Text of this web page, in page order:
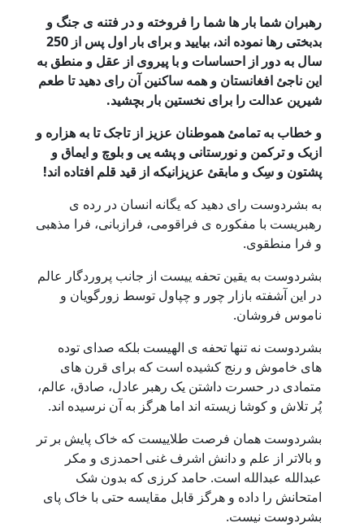
رهبران شما بار ها شما را فروخته و در فتنه ی جنگ و
بدبختی رها نموده اند، بیایید و برای بار اول پس از 250
سال به دور از احساسات و با پیروی از عقل و منطق به
این ناجئ افغانستان و همه ساکنین آن رای دهید تا طعم
شیرین عدالت را برای نخستین بار بچشید.
و خطاب به تمامئ هموطنان عزیز از تاجک تا به هزاره و
ازبک و ترکمن و نورستانی و پشه یی و بلوچ و ایماق و
پشتون و سِک و مابقئ عزیزانیکه از قید قلم افتاده اند!
به بشردوست رای دهید که یگانه انسان در رده ی
رهبریست با مفکوره ی فراقومی، فرازبانی، فرا مذهبی
و فرا منطقوی.
بشردوست به یقین تحفه ییست از جانب پروردگار عالم
در این آشفته بازار چور و چپاول توسط زورگویان و
ناموس فروشان.
بشردوست نه تنها تحفه ی الهیست بلکه صدای توده
های خاموش و رنج کشیده است که برای قرن های
متمادی در حسرت داشتن یک رهبر عادل، صادق، عالم،
پُر تلاش و کوشا زیسته اند اما هرگز به آن نرسیده اند.
بشردوست همان فرصت طلاییست که خاک پایش بر تر
و بالاتر از علم و دانش اشرف غنی احمدزی و مکر
عبدالله عبدالله است. حامد کرزی که بدون شک
امتحانش را داده و هرگز قابل مقایسه حتی با خاک پای
بشردوست نیست.